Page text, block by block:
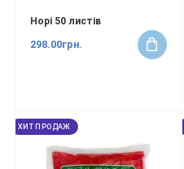
Норі 50 листів
298.00грн.
ХИТ ПРОДАЖ